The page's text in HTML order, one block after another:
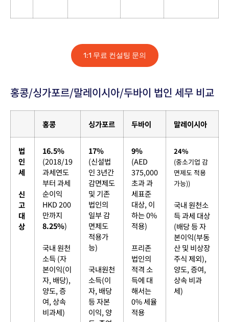
1:1 무료 컨설팅 문의
홍콩/싱가포르/말레이시아/두바이 법인 세무 비교
홍콩 싱가포르 두바이 말레이시아
법
인
세
신
고
대
상
16.5%
(2018/19
과세연도
부터 과세
순이익
HKD 200
만까지
8.25%)
국내 원천
소득 (자
본이익(이
자, 배당),
양도, 증
여, 상속
비과세)
17%
(신설법
인 3년간
감면제도
및 기존
법인의
일부 감
면제도
적용가
능)
국내원천
소득(이
자, 배당
등 자본
이익, 양
9%
(AED
375,000
초과 과
세표준
대상, 이
하는 0%
적용)
프리존
법인의
적격 소
득에 대
해서는
0% 세율
적용
24%
(중소기업 감
면제도 적용
가능))
국내 원천소
득 과세 대상
(배당 등 자
본이익(부동
산 및 비상장
주식 제외),
양도, 증여,
상속 비과
세)